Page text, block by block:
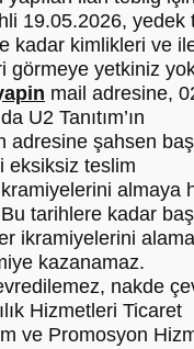
19.05.2026, yedek
kadar kimlikleri ve
görmeye yetkiniz
mail adresine,
U2 Tanıtım’ın
adresine şahsen
eksiksiz teslim
almaya
tarihlere kadar
ikramiyelerini
kazanamaz.
nakde
Hizmetleri Ticaret
ve Promosyon